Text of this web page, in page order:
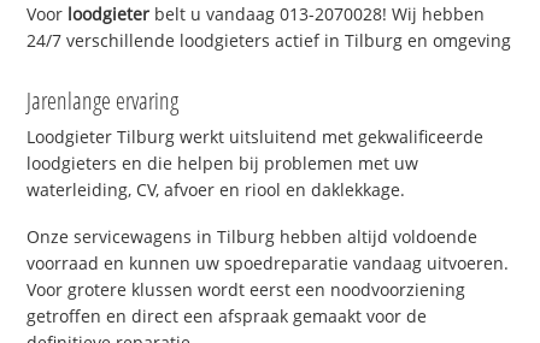
Voor loodgieter belt u vandaag 013-2070028! Wij hebben
24/7 verschillende loodgieters actief in Tilburg en omgeving
Jarenlange ervaring
Loodgieter Tilburg werkt uitsluitend met gekwalificeerde
loodgieters en die helpen bij problemen met uw
waterleiding, CV, afvoer en riool en daklekkage.
Onze servicewagens in Tilburg hebben altijd voldoende
voorraad en kunnen uw spoedreparatie vandaag uitvoeren.
Voor grotere klussen wordt eerst een noodvoorziening
getroffen en direct een afspraak gemaakt voor de